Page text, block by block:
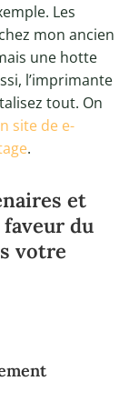
Les
mon ancien
une hotte
l’imprimante
tout. On
site de e-
.
et
du
votre